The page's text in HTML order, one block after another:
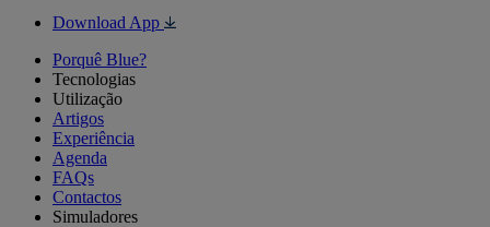
Download App
Porquê Blue?
Tecnologias
Utilização
Artigos
Experiência
Agenda
FAQs
Contactos
Simuladores